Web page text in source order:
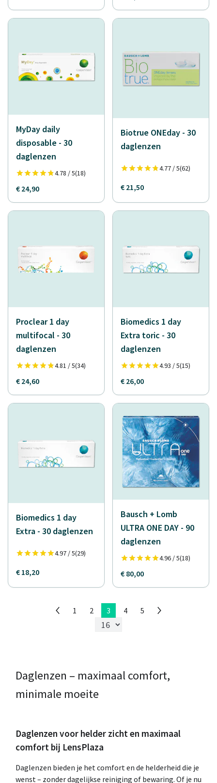
MyDay daily
disposable - 30
daglenzen
4.78 / 5(18)
€ 24,90
Biotrue ONEday - 30
daglenzen
4.77 / 5(62)
€ 21,50
Proclear 1 day
multifocal - 30
daglenzen
4.81 / 5(34)
€ 24,60
Biomedics 1 day
Extra toric - 30
daglenzen
4.93 / 5(15)
€ 26,00
Biomedics 1 day
Extra - 30 daglenzen
4.97 / 5(29)
€ 18,20
Bausch + Lomb
ULTRA ONE DAY - 90
daglenzen
4.96 / 5(18)
€ 80,00
1 2 3 4 5
Daglenzen – maximaal comfort,
minimale moeite
Daglenzen voor helder zicht en maximaal
comfort bij LensPlaza
Daglenzen bieden je het comfort en de helderheid die je
wenst – zonder dagelijkse reiniging of bewaring. Of je nu